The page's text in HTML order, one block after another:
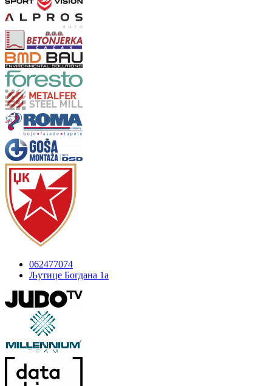
062477074
Љутице Богдана 1а